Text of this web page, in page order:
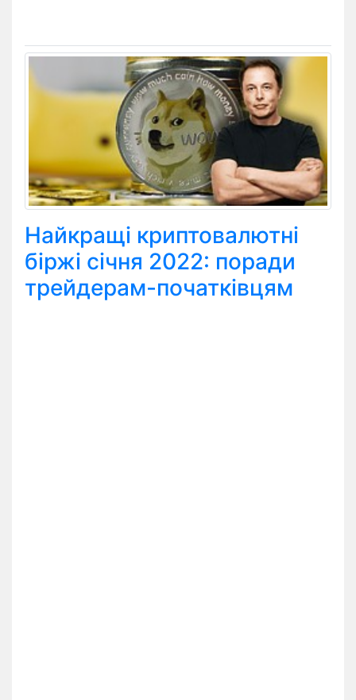
Найкращі криптовалютні
біржі січня 2022: поради
трейдерам-початківцям